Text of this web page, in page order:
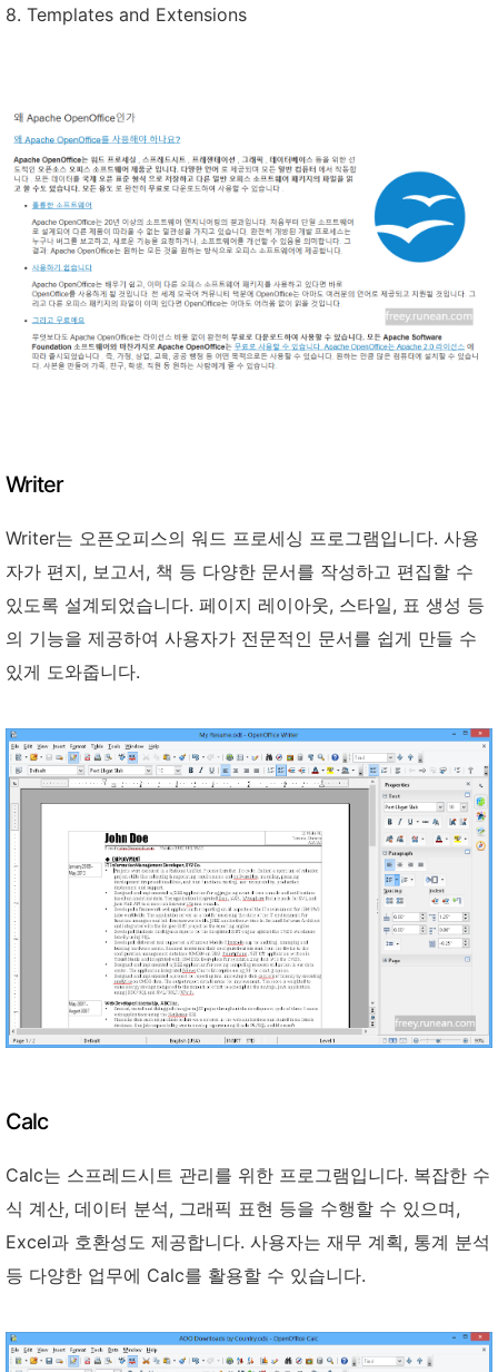
8. Templates and Extensions
Writer
Writer는 오픈오피스의 워드 프로세싱 프로그램입니다. 사용
자가 편지, 보고서, 책 등 다양한 문서를 작성하고 편집할 수
있도록 설계되었습니다. 페이지 레이아웃, 스타일, 표 생성 등
의 기능을 제공하여 사용자가 전문적인 문서를 쉽게 만들 수
있게 도와줍니다.
Calc
Calc는 스프레드시트 관리를 위한 프로그램입니다. 복잡한 수
식 계산, 데이터 분석, 그래픽 표현 등을 수행할 수 있으며,
Excel과 호환성도 제공합니다. 사용자는 재무 계획, 통계 분석
등 다양한 업무에 Calc를 활용할 수 있습니다.